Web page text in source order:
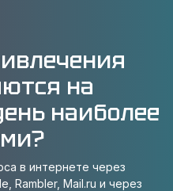
на
наиболее
в интернете через
Rambler, Mail.ru и через